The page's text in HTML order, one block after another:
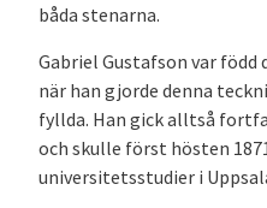
båda stenarna.
Gabriel Gustafson var född
när han gjorde denna
fyllda. Han gick alltså
och skulle först hösten
universitetsstudier i